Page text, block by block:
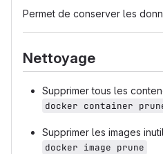
Permet de conserver les
Nettoyage
Supprimer tous les
docker container
Supprimer les images
docker image prune